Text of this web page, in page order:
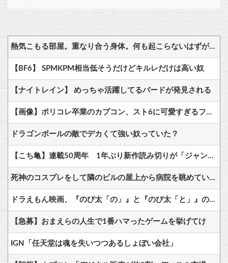
熱気こもる部屋。重なり合う身体。何も起こらないはずがなく……
【BF6】 SPMKPM相当低そうだけどキルレだけは高い奴
【ナイトレイン】 めっちゃ活躍してるバードが発見される
【画像】ポリコレ卒業のカプコン、スト6に可愛すぎるフィリピン人キャラ実装！
ドラゴンボールの敵でデカくて強い奴っていた？
【こち亀】連載50周年 1年ぶり新作読み切りが「ジャンプ」に
死神のコスプレをして隣のビルの屋上から病院を眺めていた男を逮捕ｗｗｗ
ドラえもん映画、『のび太「の」』と『のび太「と」』の違いがわからないと話題に
【急募】おまえらの人生で1番ハマったゲームを挙げてけ
IGN「任天堂は魂を失いつつあるしょぼい会社」